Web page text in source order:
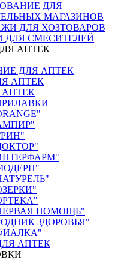
ДЛЯ
МАГАЗИНОВ
ДЛЯ ХОЗТОВАРОВ
ДЛЯ СМЕСИТЕЛЕЙ
АПТЕК
ДЛЯ АПТЕК
АПТЕК
"ПЕРВАЯ ПОМОЩЬ"
ЗДОРОВЬЯ"
АПТЕК